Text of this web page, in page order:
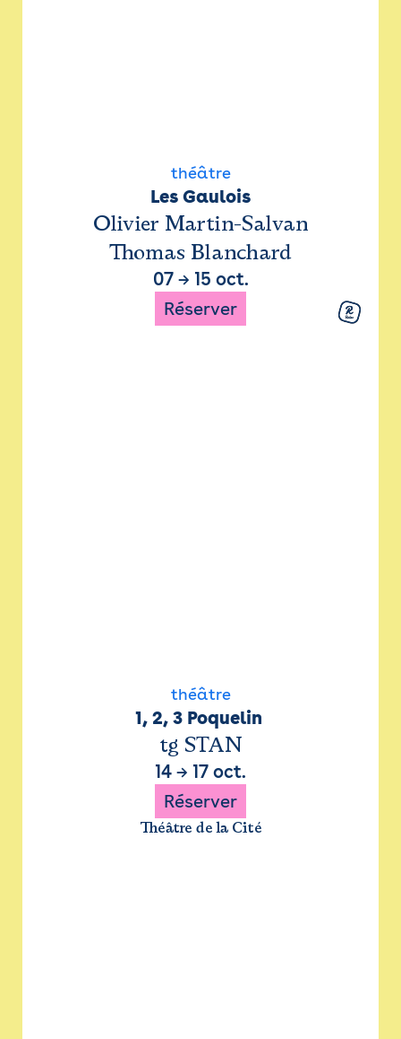
théâtre
Les Gaulois
Olivier Martin-Salvan
Thomas Blanchard
07→ 15 oct.
Réserver
théâtre
1, 2, 3 Poquelin
tg STAN
14 → 17 oct.
Réserver
Théâtre de la Cité